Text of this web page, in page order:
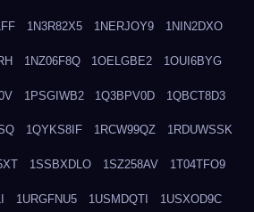
1N3R82X5 1NERJOY9 1NIN2DXO
1NZ06F8Q 1OELGBE2 1OUI6BYG
1PSGIWB2 1Q3BPV0D 1QBCT8D3
1QYKS8IF 1RCW99QZ 1RDUWSSK
1SSBXDLO 1SZ258AV 1T04TFO9
1URGFNU5 1USMDQTI 1USXOD9C